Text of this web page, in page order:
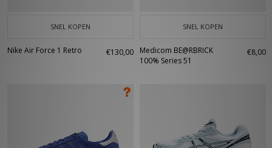
SNEL KOPEN
Nike Air Force 1 Retro €130,00
SNEL KOPEN
Medicom BE@RBRICK
100% Series 51
€8,00